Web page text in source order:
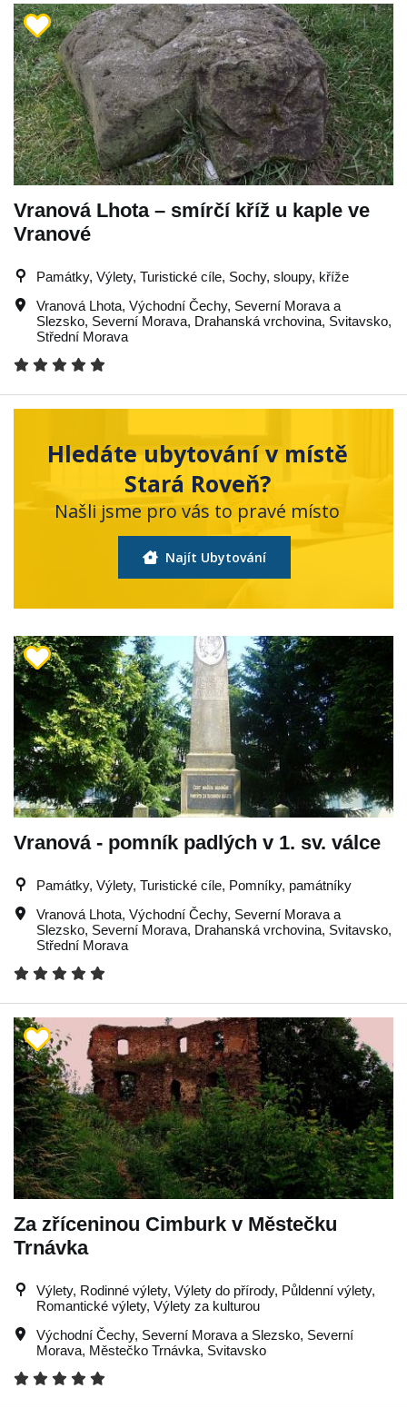
Vranová Lhota – smírčí kříž u kaple ve
Vranové
Památky, Výlety, Turistické cíle, Sochy, sloupy, kříže
Vranová Lhota, Východní Čechy, Severní Morava a
Slezsko, Severní Morava, Drahanská vrchovina, Svitavsko,
Střední Morava
Hledáte ubytování v místě
Stará Roveň?
Našli jsme pro vás to pravé místo
Najít Ubytování
Vranová - pomník padlých v 1. sv. válce
Památky, Výlety, Turistické cíle, Pomníky, památníky
Vranová Lhota, Východní Čechy, Severní Morava a
Slezsko, Severní Morava, Drahanská vrchovina, Svitavsko,
Střední Morava
Za zříceninou Cimburk v Městečku
Trnávka
Výlety, Rodinné výlety, Výlety do přírody, Půldenní výlety,
Romantické výlety, Výlety za kulturou
Východní Čechy, Severní Morava a Slezsko, Severní
Morava, Městečko Trnávka, Svitavsko